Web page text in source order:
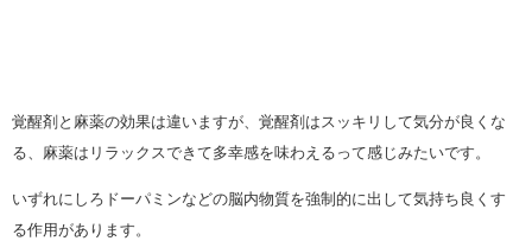
覚醒剤と麻薬の効果は違いますが、覚醒剤はスッキリして気分が良くな
る、麻薬はリラックスできて多幸感を味わえるって感じみたいです。
いずれにしろドーパミンなどの脳内物質を強制的に出して気持ち良くす
る作用があります。